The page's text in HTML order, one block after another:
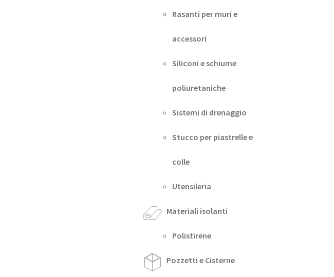
Rasanti per muri e
accessori
Siliconi e schiume
poliuretaniche
Sistemi di drenaggio
Stucco per piastrelle e
colle
Utensileria
Materiali isolanti
Polistirene
Pozzetti e Cisterne